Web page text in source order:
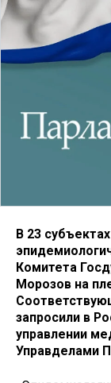
В 23
Комитета
Морозов на
запросили в
управлении
Управделами